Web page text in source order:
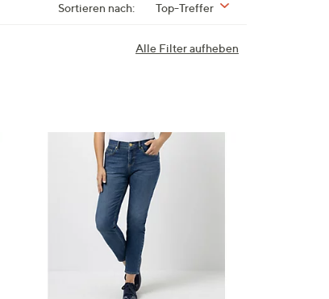
Sortieren nach: Top-Treffer
Alle Filter aufheben